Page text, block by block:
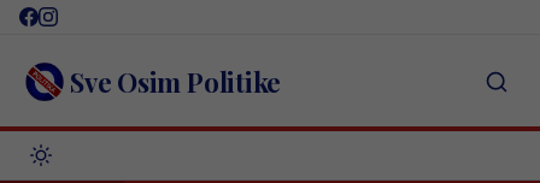
Skip
content Sve Osim Politike